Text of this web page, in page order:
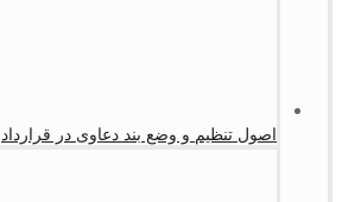
اصول تنظیم و وضع بند دعاوی در قرارداد